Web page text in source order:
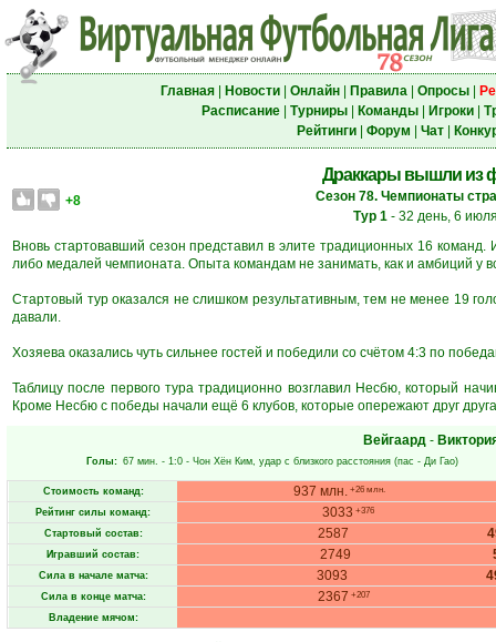
Главная| Новости| Онлайн| Правила| Опросы|
Расписание| Турниры| Команды| Игроки|
Рейтинги| Форум Чат|
Драккары вышли из
+8
Сезон 78. Чемпионаты
Тур 1 - 32 день, 6
Вновь стартовавший сезон представил в элите традиционных 16
либо медалей чемпионата. Опыта командам не занимать, как и амбиций у
Стартовый тур оказался не слишком результативным, тем не менее 19
давали.
Хозяева оказались чуть сильнее гостей и победили со счётом 4:3 по
Таблицу после первого тура традиционно возглавил Несбю, который
Кроме Несбю с победы начали ещё 6 клубов, которые опережают друг
Вейгаард -
Голы: 67 мин. - 1:0 - Чон Хён Ким, удар с близкого расстояния (пас - Ди Гао)
Стоимость команд: 937 млн. +26 млн.
Рейтинг силы команд: 3033 +376
Стартовый состав: 2587
Игравший состав: 2749
Сила в начале матча: 3093
Сила в конце матча: 2367 +207
Владение мячом: